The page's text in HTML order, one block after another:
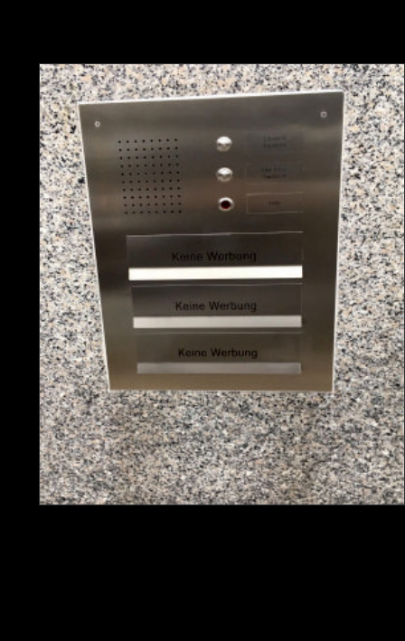
Metallbau
Gartentore, Gartenzäune, Gartentüren
Balkone und Überdachungen
Treppengeländer
Geländer aller Art
Einfahrtstore
Fenstergitter
Briefkastenanlagen
Einbruchsicherungen
etc.